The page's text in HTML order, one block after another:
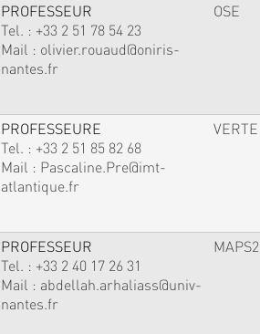
PROFESSEUR
Tel. : +33 2 51 78 54 23
Mail : olivier.rouaud@oniris-
nantes.fr
OSE
PROFESSEURE
Tel. : +33 2 51 85 82 68
Mail : Pascaline.Pre@imt-
atlantique.fr
VERTE
PROFESSEUR
Tel. : +33 2 40 17 26 31
Mail : abdellah.arhaliass@univ-
nantes.fr
MAPS2